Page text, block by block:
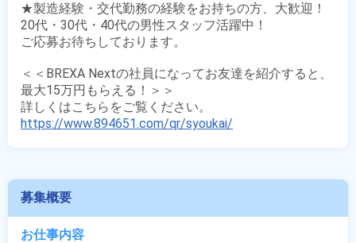
★製造経験・交代勤務の経験をお持ちの方、大歓迎！
20代・30代・40代の男性スタッフ活躍中！
ご応募お待ちしております。
＜＜BREXA Nextの社員になってお友達を紹介すると、
最大15万円もらえる！＞＞
https://www.894651.com/qr/syoukai/
募集概要
お仕事内容